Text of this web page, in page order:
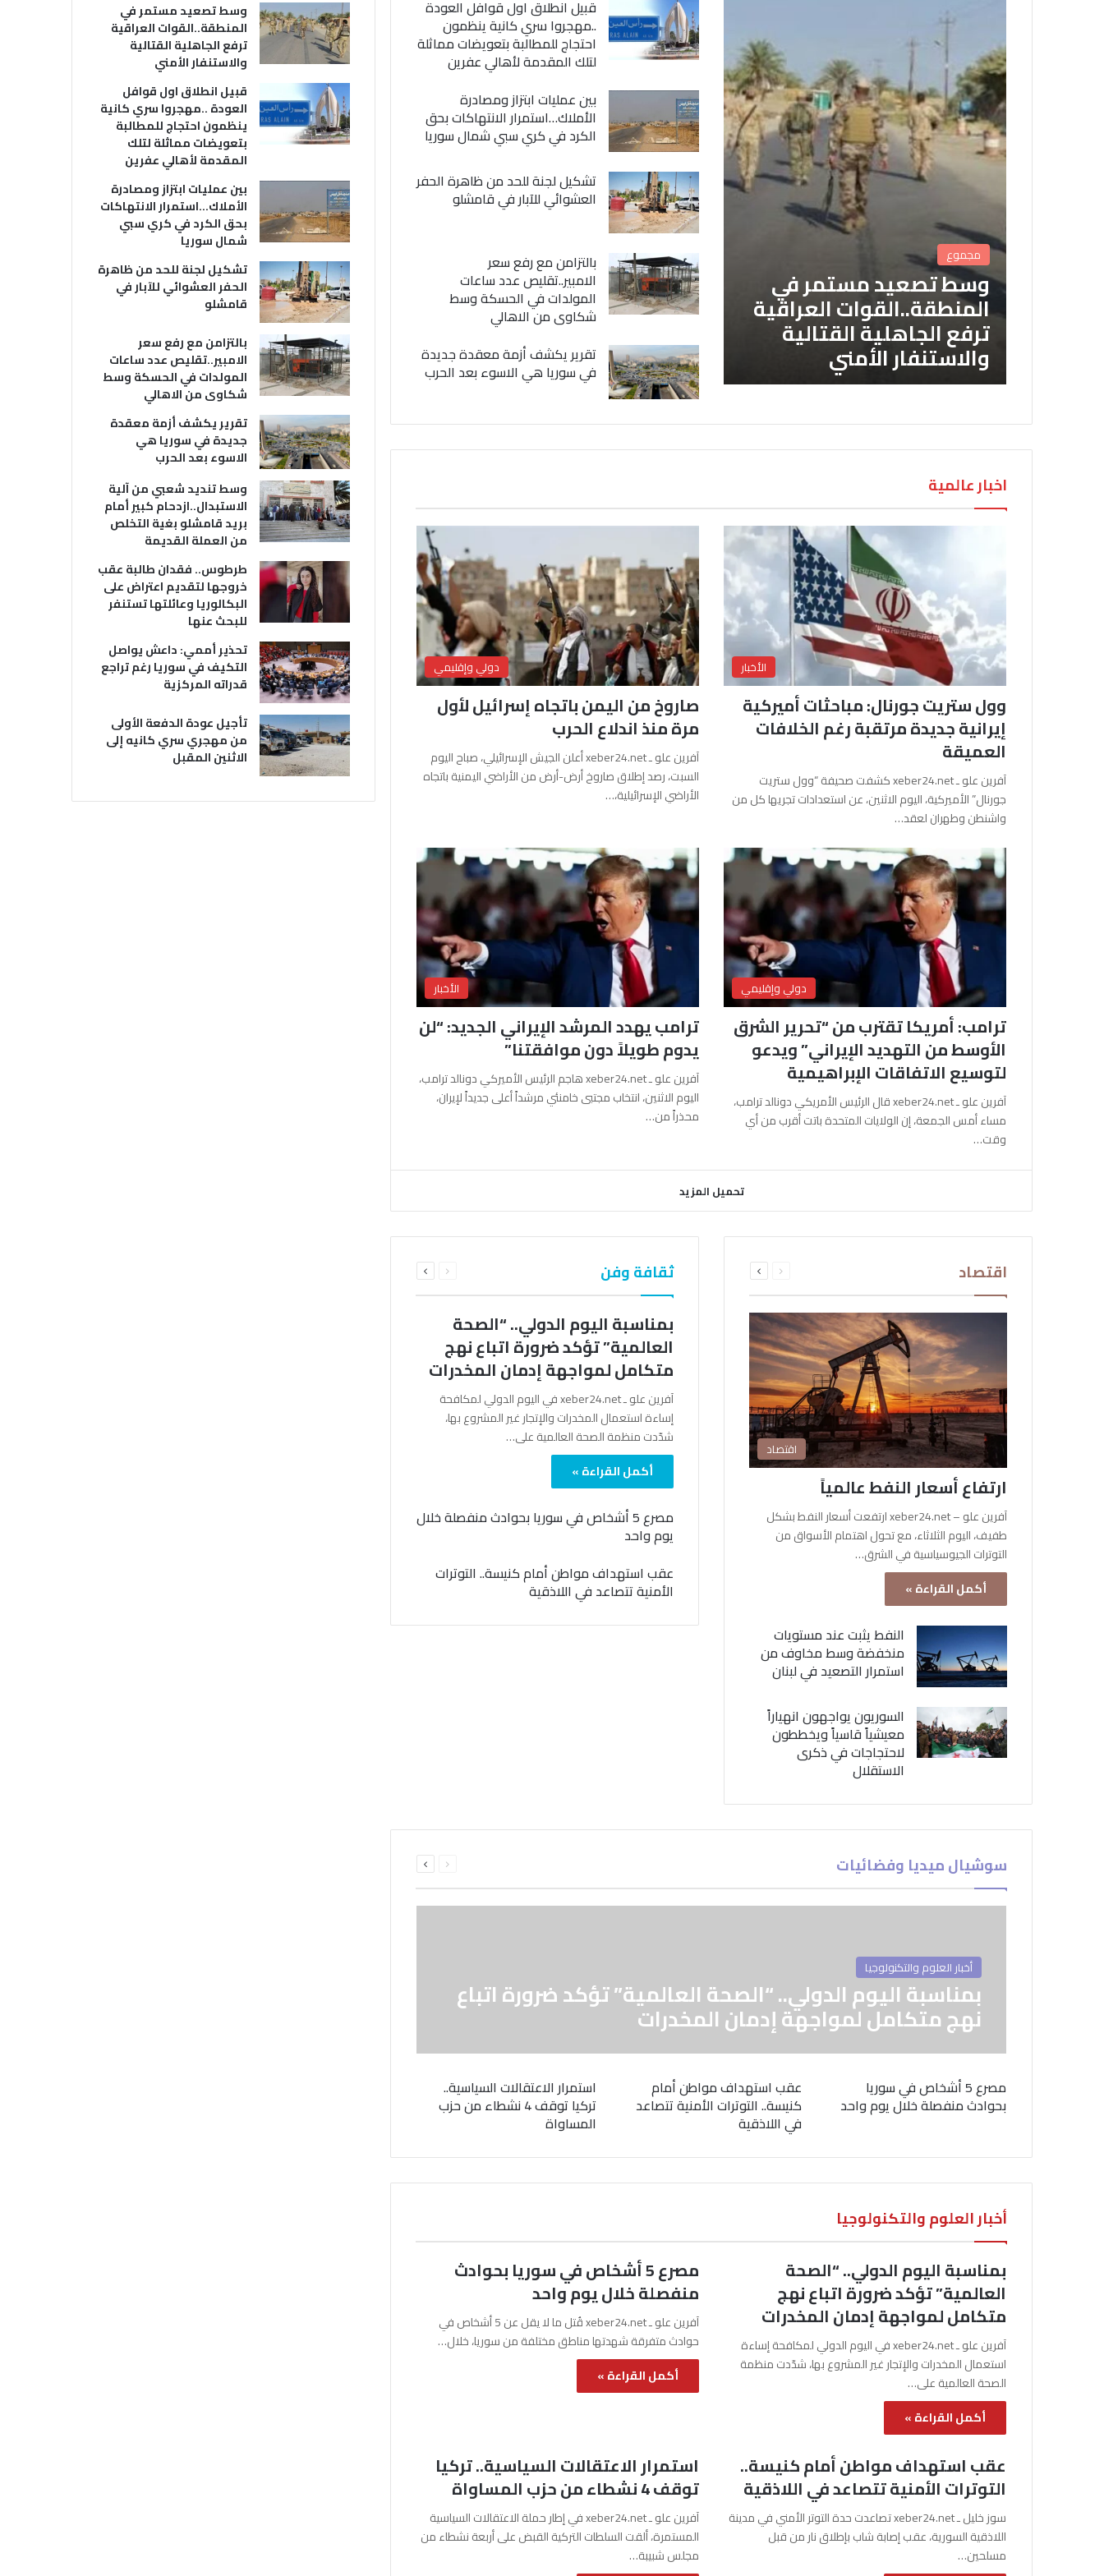
مجموع
وسط تصعيد مستمر في
المنطقة..القوات العراقية
ترفع الجاهلية القتالية
والاستنفار الأمني
قبيل انطلاق اول قوافل العودة
..مهجروا سري كانية ينظمون
احتجاج للمطالبة بتعويضات مماثلة
لتلك المقدمة لأهالي عفرين
بين عمليات ابتزاز ومصادرة
الأملاك…استمرار الانتهاكات بحق
الكرد في كري سبي شمال سوريا
تشكيل لجنة للحد من ظاهرة الحفر
العشوائي للآبار في قامشلو
بالتزامن مع رفع سعر
الامبير..تقليص عدد ساعات
المولدات في الحسكة وسط
شكاوى من الاهالي
تقرير يكشف أزمة معقدة جديدة
في سوريا هي الاسوء بعد الحرب
اخبار عالمية
الأخبار
وول ستريت جورنال: مباحثات أميركية
إيرانية جديدة مرتقبة رغم الخلافات
العميقة
آفرين علو ـ xeber24.net كشفت صحيفة “وول ستريت
جورنال” الأميركية، اليوم الاثنين، عن استعدادات تجريها كل من
واشنطن وطهران لعقد…
دولي وإقليمي
صاروخ من اليمن باتجاه إسرائيل لأول
مرة منذ اندلاع الحرب
آفرين علو ـ xeber24.net أعلن الجيش الإسرائيلي، صباح اليوم
السبت، رصد إطلاق صاروخ أرض-أرض من الأراضي اليمنية باتجاه
الأراضي الإسرائيلية،…
دولي وإقليمي
ترامب: أمريكا تقترب من “تحرير الشرق
الأوسط من التهديد الإيراني” ويدعو
لتوسيع الاتفاقات الإبراهيمية
آفرين علو ـ xeber24.net قال الرئيس الأمريكي دونالد ترامب،
مساء أمس الجمعة، إن الولايات المتحدة باتت أقرب من أي
وقت…
الأخبار
ترامب يهدد المرشد الإيراني الجديد: “لن
يدوم طويلاً دون موافقتنا”
آفرين علو ـ xeber24.net هاجم الرئيس الأميركي دونالد ترامب،
اليوم الاثنين، انتخاب مجتبى خامنئي مرشداً أعلى جديداً لإيران،
محذراً من…
تحميل المزيد
اقتصاد الصفحةالصفحة
اقتصاد
ارتفاع أسعار النفط عالمياً
آفرين علو – xeber24.net ارتفعت أسعار النفط بشكل
طفيف، اليوم الثلاثاء، مع تحول اهتمام الأسواق من
التوترات الجيوسياسية في الشرق…
أكمل القراءة »
النفط يثبت عند مستويات
منخفضة وسط مخاوف من
استمرار التصعيد في لبنان
السوريون يواجهون انهياراً
معيشياً قاسياً ويخططون
لاحتجاجات في ذكرى
الاستقلال
ثقافة وفن الصفحةالصفحة
بمناسبة اليوم الدولي.. “الصحة
العالمية” تؤكد ضرورة اتباع نهج
متكامل لمواجهة إدمان المخدرات
آفرين علو ـ xeber24.net في اليوم الدولي لمكافحة
إساءة استعمال المخدرات والإتجار غير المشروع بها،
شدّدت منظمة الصحة العالمية على…
أكمل القراءة »
مصرع 5 أشخاص في سوريا بحوادث منفصلة خلال
يوم واحد
عقب استهداف مواطن أمام كنيسة.. التوترات
الأمنية تتصاعد في اللاذقية
سوشيال ميديا وفضائيات الصفحةالصفحة
أخبار العلوم والتكنولوجيا
بمناسبة اليوم الدولي.. “الصحة العالمية” تؤكد ضرورة اتباع
نهج متكامل لمواجهة إدمان المخدرات
مصرع 5 أشخاص في سوريا
بحوادث منفصلة خلال يوم واحد
عقب استهداف مواطن أمام
كنيسة.. التوترات الأمنية تتصاعد
في اللاذقية
استمرار الاعتقالات السياسية..
تركيا توقف 4 نشطاء من حزب
المساواة
أخبار العلوم والتكنولوجيا
بمناسبة اليوم الدولي.. “الصحة
العالمية” تؤكد ضرورة اتباع نهج
متكامل لمواجهة إدمان المخدرات
آفرين علو ـ xeber24.net في اليوم الدولي لمكافحة إساءة
استعمال المخدرات والإتجار غير المشروع بها، شدّدت منظمة
الصحة العالمية على…
أكمل القراءة »
مصرع 5 أشخاص في سوريا بحوادث
منفصلة خلال يوم واحد
آفرين علو ـ xeber24.net قُتل ما لا يقل عن 5 أشخاص في
حوادث متفرقة شهدتها مناطق مختلفة من سوريا، خلال…
أكمل القراءة »
عقب استهداف مواطن أمام كنيسة..
التوترات الأمنية تتصاعد في اللاذقية
سوز خليل ـ xeber24.net تصاعدت حدة التوتر الأمني في مدينة
اللاذقية السورية، عقب إصابة شاب بإطلاق نار من قبل
مسلحين…
استمرار الاعتقالات السياسية.. تركيا
توقف 4 نشطاء من حزب المساواة
آفرين علو ـ xeber24.net في إطار حملة الاعتقالات السياسية
المستمرة، ألقت السلطات التركية القبض على أربعة نشطاء من
مجلس شبيبة…
وسط تصعيد مستمر في
المنطقة..القوات العراقية
ترفع الجاهلية القتالية
والاستنفار الأمني
قبيل انطلاق اول قوافل
العودة ..مهجروا سري كانية
ينظمون احتجاج للمطالبة
بتعويضات مماثلة لتلك
المقدمة لأهالي عفرين
بين عمليات ابتزاز ومصادرة
الأملاك…استمرار الانتهاكات
بحق الكرد في كري سبي
شمال سوريا
تشكيل لجنة للحد من ظاهرة
الحفر العشوائي للآبار في
قامشلو
بالتزامن مع رفع سعر
الامبير..تقليص عدد ساعات
المولدات في الحسكة وسط
شكاوى من الاهالي
تقرير يكشف أزمة معقدة
جديدة في سوريا هي
الاسوء بعد الحرب
وسط تنديد شعبي من آلية
الاستبدال..ازدحام كبير أمام
بريد قامشلو بغية التخلص
من العملة القديمة
طرطوس.. فقدان طالبة عقب
خروجها لتقديم اعتراض على
البكالوريا وعائلتها تستنفر
للبحث عنها
تحذير أممي: داعش يواصل
التكيف في سوريا رغم تراجع
قدراته المركزية
تأجيل عودة الدفعة الأولى
من مهجري سري كانيه إلى
الاثنين المقبل